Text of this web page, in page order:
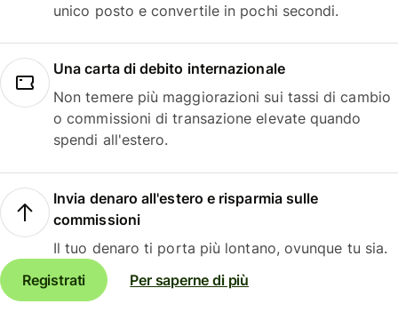
unico posto e convertile in pochi secondi.
Una carta di debito internazionale
Non temere più maggiorazioni sui tassi di cambio
o commissioni di transazione elevate quando
spendi all'estero.
Invia denaro all'estero e risparmia sulle
commissioni
Il tuo denaro ti porta più lontano, ovunque tu sia.
Registrati
Per saperne di più